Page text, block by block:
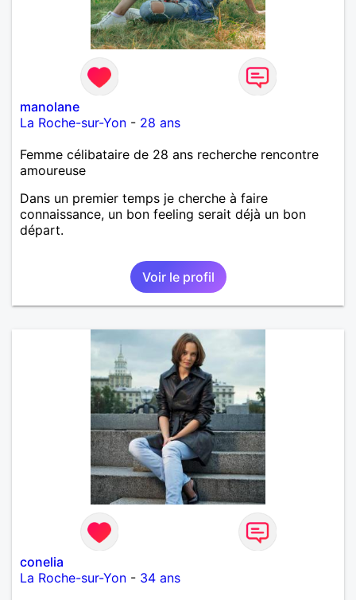
manolane
La Roche-sur-Yon - 28 ans
Femme célibataire de 28 ans recherche rencontre
amoureuse
Dans un premier temps je cherche à faire
connaissance, un bon feeling serait déjà un bon
départ.
Voir le profil
conelia
La Roche-sur-Yon - 34 ans